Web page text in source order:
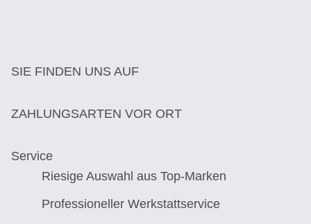
SIE FINDEN UNS AUF
ZAHLUNGSARTEN VOR ORT
Service
Riesige Auswahl aus Top-Marken
Professioneller Werkstattservice